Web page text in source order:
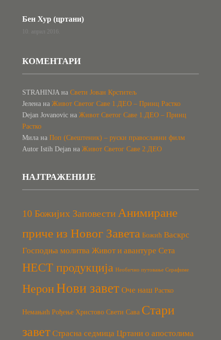
Бен Хур (цртани)
10. април 2016.
КОМЕНТАРИ
STRAHINJAна Свети Јован Крститељ
Јеленана Живот Светог Саве 1.ДЕО – Принц Растко
Dejan Jovanovicна Живот Светог Саве 1.ДЕО – Принц
Растко
Милана Поп (Свештеник) – руски православни филм
Autor Istih Dejanна Живот Светог Саве 2.ДЕО
НАЈТРАЖЕНИЈЕ
10 Божијих Заповести Анимиране
приче из Новог Завета Божић Васкрс
Господња молитва Живот и авантуре Сета
НЕСТ продукција Необично путовање Серафиме
Нерон Нови завет Оче наш Растко
Немањић Рођење Христово Свети Сава Стари
завет Страсна седмица Цртани о апостолима